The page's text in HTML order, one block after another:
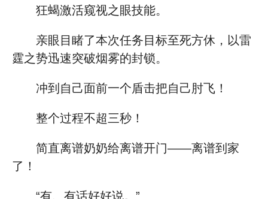
狂蝎激活窥视之眼技能。
亲眼目睹了本次任务目标至死方休，以雷
霆之势迅速突破烟雾的封锁。
冲到自己面前一个盾击把自己肘飞！
整个过程不超三秒！
简直离谱奶奶给离谱开门——离谱到家
了！
“有、有话好好说。”